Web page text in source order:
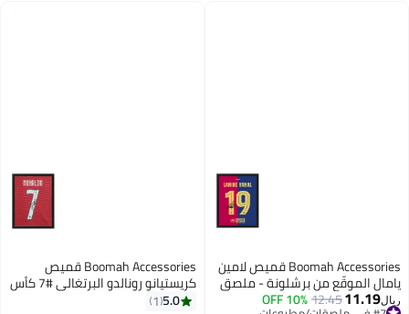
Boomah Accessories قميص لامين
يامال الموقّع من برشلونة - ملصق
مؤطر 30x40 سم - تذكارات كرة ريال11.19
12.45
10% OFF
Boomah Accessories قميص
كريستيانو رونالدو البرتغالي #7 كأس
العالم 2026 مع ملصق مؤطر 5.0
1